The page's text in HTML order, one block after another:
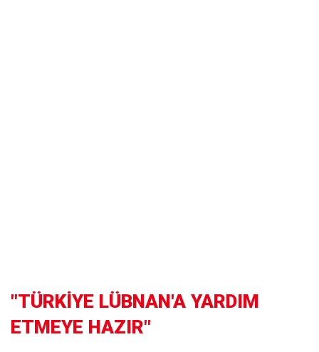
"TÜRKİYE LÜBNAN'A YARDIM
ETMEYE HAZIR"